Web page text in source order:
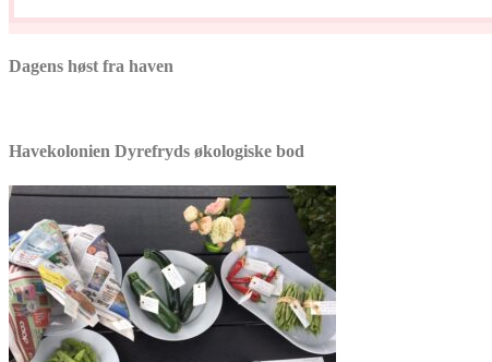
Dagens høst fra haven
Havekolonien Dyrefryds økologiske bod